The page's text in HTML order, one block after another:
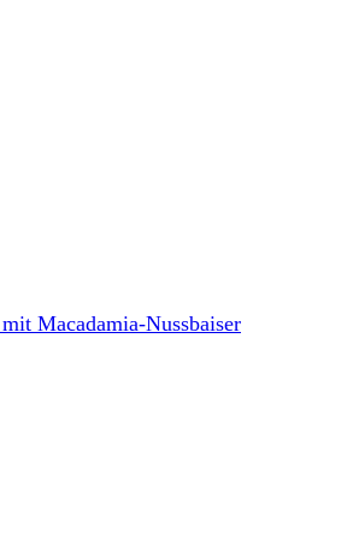
Macadamia-Nussbaiser